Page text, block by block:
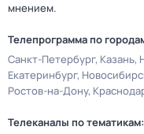
мнением.
Телепрограмма по
Санкт-Петербург Казань
Екатеринбург
Ростов-на-Дону
Телеканалы по тематикам: